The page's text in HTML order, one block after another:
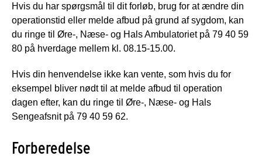
Hvis du har spørgsmål til dit forløb, brug for at ændre din
operationstid eller melde afbud på grund af sygdom, kan
du ringe til Øre-, Næse- og Hals Ambulatoriet på 79 40 59
80 på hverdage mellem kl. 08.15-15.00.
Hvis din henvendelse ikke kan vente, som hvis du for
eksempel bliver nødt til at melde afbud til operation
dagen efter, kan du ringe til Øre-, Næse- og Hals
Sengeafsnit på 79 40 59 62.
Forberedelse